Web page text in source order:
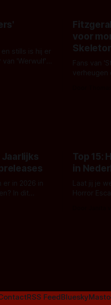
stills is hij er
'Werwulf'.
voor
Fans van
verheugen
er in 2026 in
In dit
Top 15:
in
Laat jij je
Horror
RSS FeedBluesky